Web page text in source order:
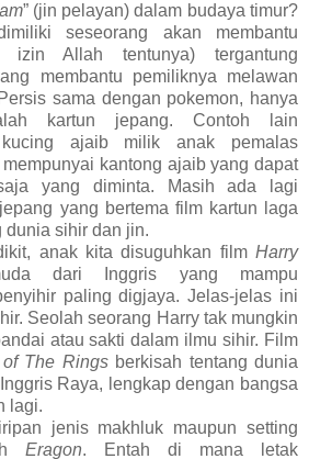
” (jin pelayan) dalam budaya timur?
seseorang akan membantu
izin Allah tentunya) tergantung
membantu pemiliknya melawan
sama dengan pokemon, hanya
kartun jepang. Contoh lain
ajaib milik anak pemalas
kantong ajaib yang dapat
yang diminta. Masih ada lagi
yang bertema film kartun laga
dunia sihir dan jin.
anak kita disuguhkan film Harry
dari Inggris yang mampu
paling digjaya. Jelas-jelas ini
Seolah seorang Harry tak mungkin
atau sakti dalam ilmu sihir. Film
The Ringsberkisah tentang dunia
Raya, lengkap dengan bangsa
lagi.
jenis makhluk maupun setting
Eragon. Entah di mana letak